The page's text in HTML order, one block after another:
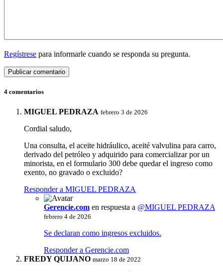
Regístrese para informarle cuando se responda su pregunta.
4 comentarios
MIGUEL PEDRAZA febrero 3 de 2026
Cordial saludo,
Una consulta, el aceite hidráulico, aceité valvulina para carro,
derivado del petróleo y adquirido para comercializar por un
minorista, en el formulario 300 debe quedar el ingreso como
exento, no gravado o excluido?
Responder a MIGUEL PEDRAZA
Gerencie.com en respuesta a @MIGUEL PEDRAZA
febrero 4 de 2026
Se declaran como ingresos excluidos.
Responder a Gerencie.com
FREDY QUIJANO marzo 18 de 2022